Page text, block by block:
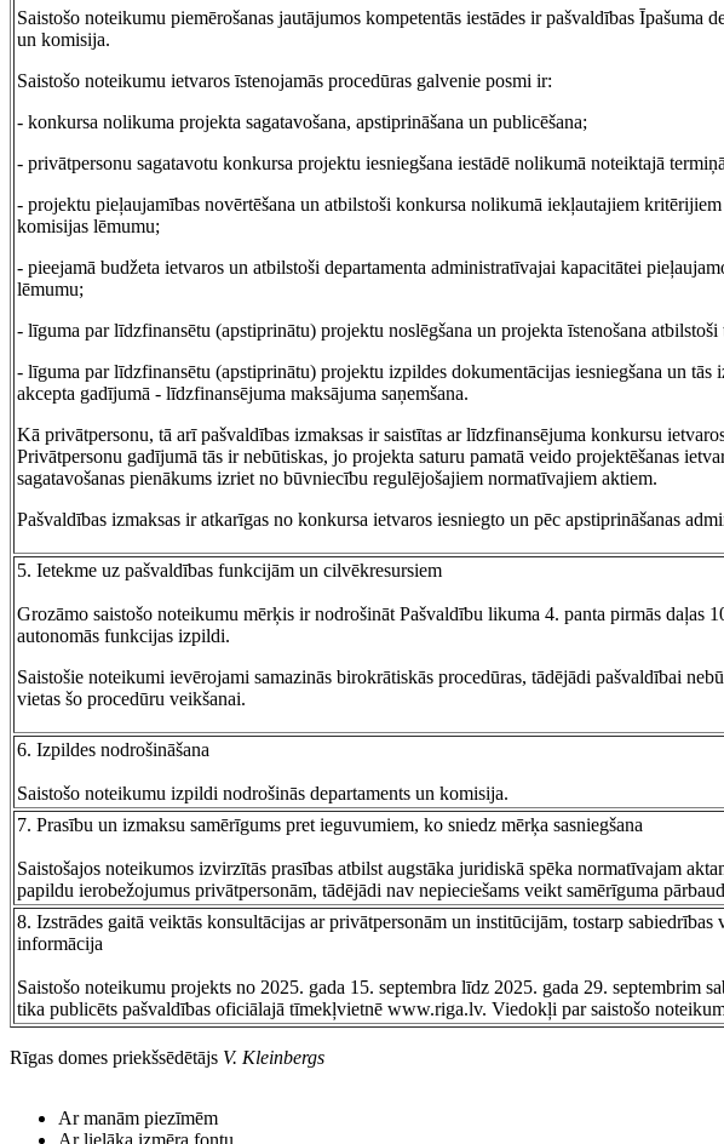
Saistošo noteikumu piemērošanas jautājumos kompetentās iestādes ir pašvaldības Īpašuma
un komisija.
Saistošo noteikumu ietvaros īstenojamās procedūras galvenie posmi ir:
- konkursa nolikuma projekta sagatavošana, apstiprināšana un publicēšana;
- privātpersonu sagatavotu konkursa projektu iesniegšana iestādē nolikumā noteiktajā
- projektu pieļaujamības novērtēšana un atbilstoši konkursa nolikumā iekļautajiem
komisijas lēmumu;
- pieejamā budžeta ietvaros un atbilstoši departamenta administratīvajai kapacitātei
lēmumu;
- līguma par līdzfinansētu (apstiprinātu) projektu noslēgšana un projekta īstenošana atbilstoši
- līguma par līdzfinansētu (apstiprinātu) projektu izpildes dokumentācijas iesniegšana un tās
akcepta gadījumā - līdzfinansējuma maksājuma saņemšana.
Kā privātpersonu, tā arī pašvaldības izmaksas ir saistītas ar līdzfinansējuma konkursu
Privātpersonu gadījumā tās ir nebūtiskas, jo projekta saturu pamatā veido projektēšanas
sagatavošanas pienākums izriet no būvniecību regulējošajiem normatīvajiem aktiem.
Pašvaldības izmaksas ir atkarīgas no konkursa ietvaros iesniegto un pēc apstiprināšanas
5. Ietekme uz pašvaldības funkcijām un cilvēkresursiem
Grozāmo saistošo noteikumu mērķis ir nodrošināt Pašvaldību likuma 4. panta pirmās daļas
autonomās funkcijas izpildi.
Saistošie noteikumi ievērojami samazinās birokrātiskās procedūras, tādējādi pašvaldībai
vietas šo procedūru veikšanai.
6. Izpildes nodrošināšana
Saistošo noteikumu izpildi nodrošinās departaments un komisija.
7. Prasību un izmaksu samērīgums pret ieguvumiem, ko sniedz mērķa sasniegšana
Saistošajos noteikumos izvirzītās prasības atbilst augstāka juridiskā spēka normatīvajam
papildu ierobežojumus privātpersonām, tādējādi nav nepieciešams veikt samērīguma
8. Izstrādes gaitā veiktās konsultācijas ar privātpersonām un institūcijām, tostarp sabiedrības
informācija
Saistošo noteikumu projekts no 2025. gada 15. septembra līdz 2025. gada 29. septembrim
tika publicēts pašvaldības oficiālajā tīmekļvietnē www.riga.lv. Viedokļi par saistošo
Rīgas domes priekšsēdētājs V. Kleinbergs
Ar manām piezīmēm
Ar lielāka izmēra fontu